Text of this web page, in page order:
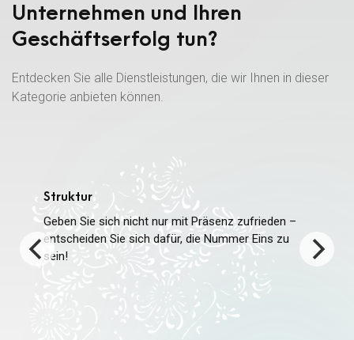
Unternehmen und Ihren
Geschäftserfolg tun?
Entdecken Sie alle Dienstleistungen, die wir Ihnen in dieser
Kategorie anbieten können.
Struktur
Geben Sie sich nicht nur mit Präsenz zufrieden –
entscheiden Sie sich dafür, die Nummer Eins zu
sein!